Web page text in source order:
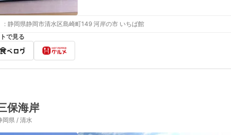
: 静岡県静岡市清水区島崎町149 河岸の市 いちば館
で見る
保海岸
岡県 / 清水